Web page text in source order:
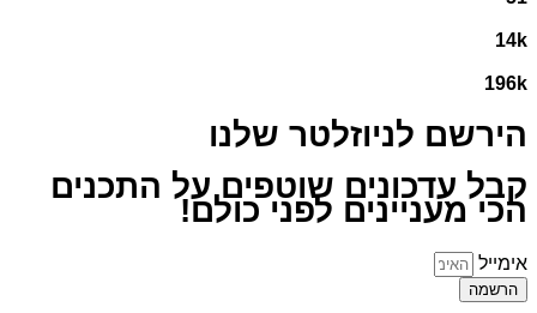
14k
196k
הירשם לניוזלטר שלנו
קבל עדכונים שוטפים על התכנים
הכי מעניינים לפני כולם!
אימייל
הרשמה